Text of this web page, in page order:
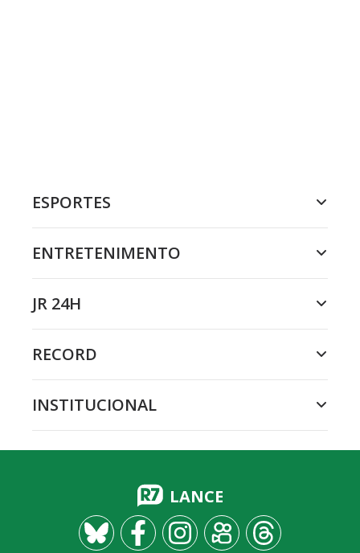
ESPORTES
ENTRETENIMENTO
JR 24H
RECORD
INSTITUCIONAL
LANCE